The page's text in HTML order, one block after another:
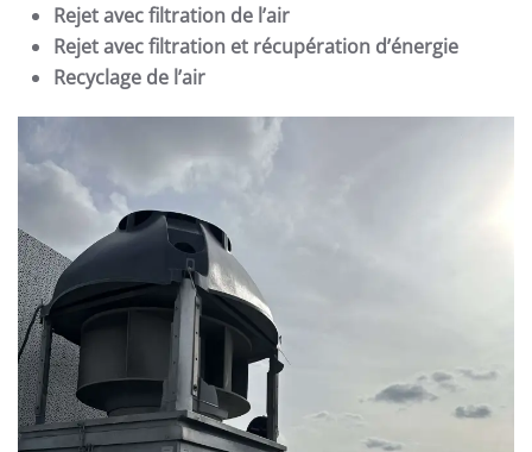
Rejet avec filtration de l’air
Rejet avec filtration et récupération d’énergie
Recyclage de l’air